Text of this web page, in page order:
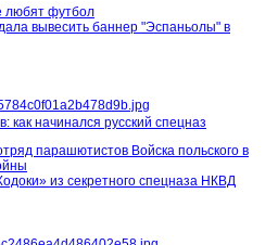
любят футбол
вывесить баннер "Эспаньолы" в
как начинался русский спецназ
парашютистов Войска польского в
из секретного спецназа НКВД